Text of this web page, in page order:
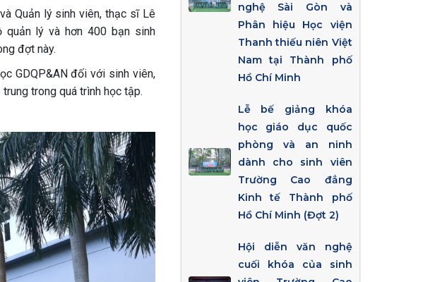
Quản lý sinh viên, thạc sĩ Lê
quản lý và hơn 400 bạn sinh
đợt này.
GDQP&AN đối với sinh viên,
trong quá trình học tập.
nghệ Sài Gòn và
Phân hiệu Học viện
Thanh thiếu niên Việt
Nam tại Thành phố
Hồ Chí Minh
Lễ bế giảng khóa
học giáo dục quốc
phòng và an ninh
dành cho sinh viên
Trường Cao đẳng
Kinh tế Thành phố
Hồ Chí Minh (Đợt 2)
Hội diễn văn nghệ
cuối khóa của sinh